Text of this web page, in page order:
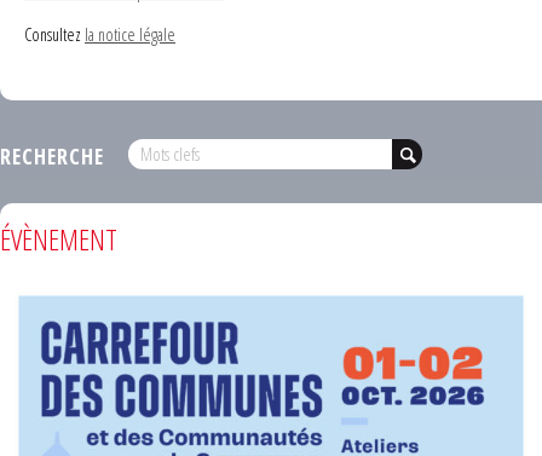
Consultez la notice légale
RECHERCHE
ÉVÈNEMENT